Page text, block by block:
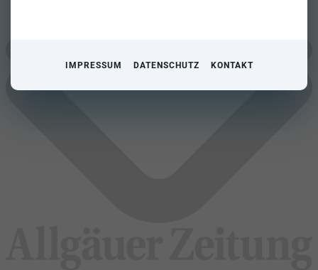
IMPRESSUM DATENSCHUTZ KONTAKT